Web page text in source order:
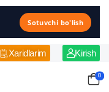
Sotuvchi bo'lish
Xaridlarim Kirish
0